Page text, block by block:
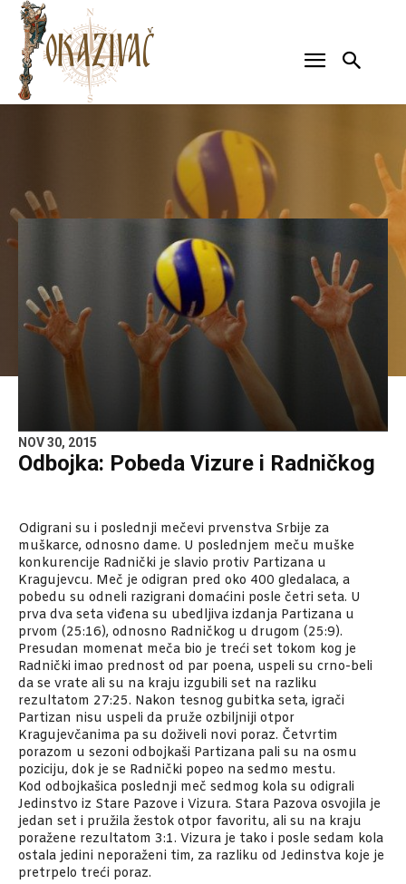
NOV 30, 2015
Odbojka: Pobeda Vizure i Radničkog
Odigrani su i poslednji mečevi prvenstva Srbije za
muškarce, odnosno dame. U poslednjem meču muške
konkurencije Radnički je slavio protiv Partizana u
Kragujevcu. Meč je odigran pred oko 400 gledalaca, a
pobedu su odneli razigrani domaćini posle četri seta. U
prva dva seta viđena su ubedljiva izdanja Partizana u
prvom (25:16), odnosno Radničkog u drugom (25:9).
Presudan momenat meča bio je treći set tokom kog je
Radnički imao prednost od par poena, uspeli su crno-beli
da se vrate ali su na kraju izgubili set na razliku
rezultatom 27:25. Nakon tesnog gubitka seta, igrači
Partizan nisu uspeli da pruže ozbiljniji otpor
Kragujevčanima pa su doživeli novi poraz. Četvrtim
porazom u sezoni odbojkaši Partizana pali su na osmu
poziciju, dok je se Radnički popeo na sedmo mestu.
Kod odbojkašica poslednji meč sedmog kola su odigrali
Jedinstvo iz Stare Pazove i Vizura. Stara Pazova osvojila je
jedan set i pružila žestok otpor favoritu, ali su na kraju
poražene rezultatom 3:1. Vizura je tako i posle sedam kola
ostala jedini neporaženi tim, za razliku od Jedinstva koje je
pretrpelo treći poraz.